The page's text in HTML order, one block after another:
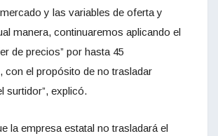
y las variables de oferta y
manera, continuaremos aplicando el
de precios” por hasta 45
con el propósito de no trasladar
surtidor”, explicó.
la empresa estatal no trasladará el